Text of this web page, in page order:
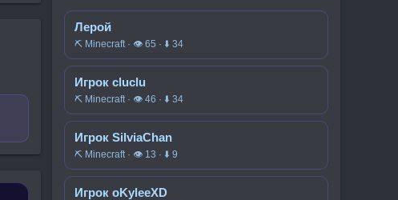
Лерой
⛏️ Minecraft · 👁 65 · ⬇ 34
Игрок cluclu
⛏️ Minecraft · 👁 46 · ⬇ 34
Игрок SilviaChan
⛏️ Minecraft · 👁 13 · ⬇ 9
Игрок oKyleeXD